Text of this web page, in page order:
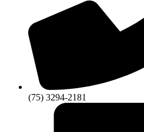
(75) 3294-2181